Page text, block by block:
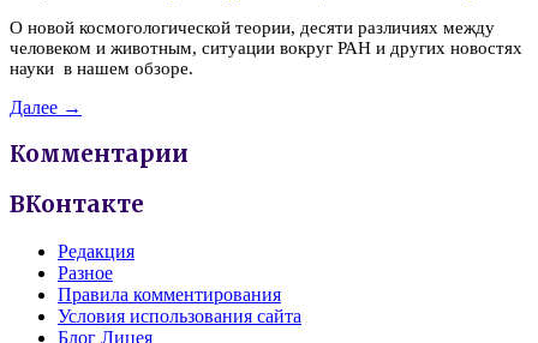
О новой космогологической теории, десяти различиях между
человеком и животным, ситуации вокруг РАН и других новостях
науки в нашем обзоре.
Далее →
Комментарии
ВКонтакте
Редакция
Разное
Правила комментирования
Условия использования сайта
Блог Лицея